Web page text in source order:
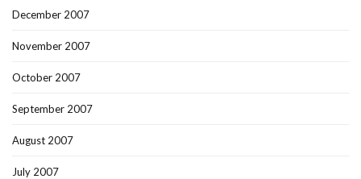
December 2007
November 2007
October 2007
September 2007
August 2007
July 2007